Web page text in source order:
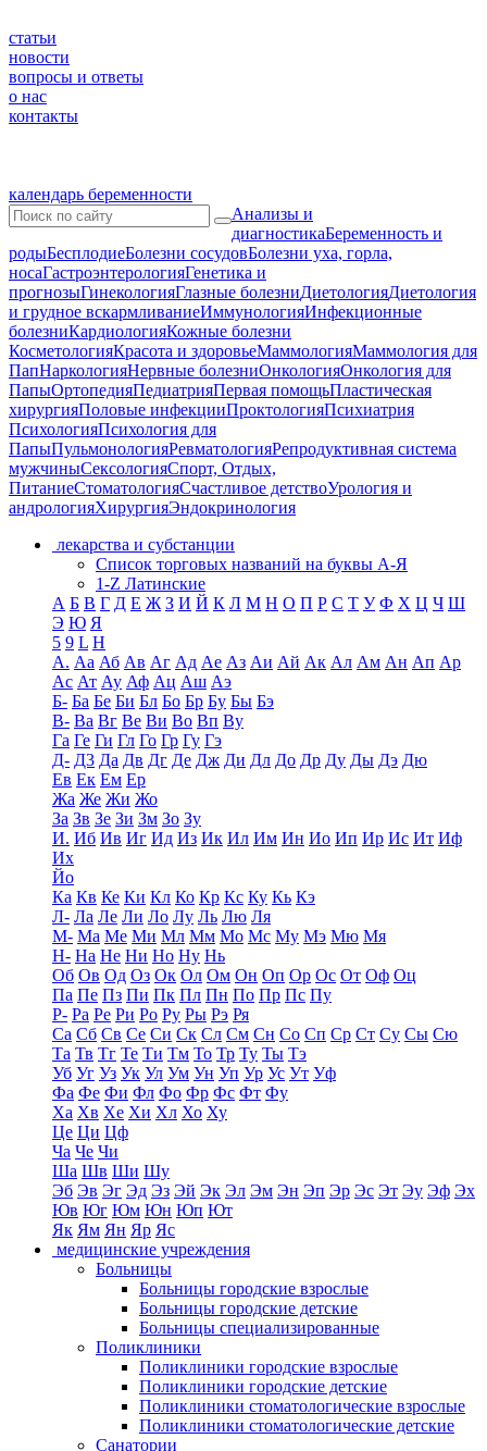
статьи
новости
вопросы и ответы
о нас
контакты
календарь беременности
Анализы и
диагностикаБеременность и
родыБесплодиеБолезни сосудовБолезни уха, горла,
носаГастроэнтерологияГенетика и
прогнозыГинекологияГлазные болезниДиетологияДиетология
и грудное вскармливаниеИммунологияИнфекционные
болезниКардиологияКожные болезни
КосметологияКрасота и здоровьеМаммологияМаммология для
ПапНаркологияНервные болезниОнкологияОнкология для
ПапыОртопедияПедиатрияПервая помощьПластическая
хирургияПоловые инфекцииПроктологияПсихиатрия
ПсихологияПсихология для
ПапыПульмонологияРевматологияРепродуктивная система
мужчиныСексологияСпорт, Отдых,
ПитаниеСтоматологияСчастливое детствоУрология и
андрологияХирургияЭндокринология
лекарства и субстанции
Список торговых названий на буквы А-Я
1-Z Латинские
А Б В Г Д Е Ж З И Й К Л М Н О П Р С Т У Ф Х Ц Ч Ш
Э Ю Я
5 9 L H
А. Аа Аб Ав Аг Ад Ае Аз Аи Ай Ак Ал Ам Ан Ап Ар
Ас Ат Ау Аф Ац Аш Аэ
Б- Ба Бе Би Бл Бо Бр Бу Бы Бэ
В- Ва Вг Ве Ви Во Вп Ву
Га Ге Ги Гл Го Гр Гу Гэ
Д- Д3 Да Дв Дг Де Дж Ди Дл До Др Ду Ды Дэ Дю
Ев Ек Ем Ер
Жа Же Жи Жо
За Зв Зе Зи Зм Зо Зу
И. Иб Ив Иг Ид Из Ик Ил Им Ин Ио Ип Ир Ис Ит Иф
Их
Йо
Ка Кв Ке Ки Кл Ко Кр Кс Ку Кь Кэ
Л- Ла Ле Ли Ло Лу Ль Лю Ля
М- Ма Ме Ми Мл Мм Мо Мс Му Мэ Мю Мя
Н- На Не Ни Но Ну Нь
Об Ов Од Оз Ок Ол Ом Он Оп Ор Ос От Оф Оц
Па Пе Пз Пи Пк Пл Пн По Пр Пс Пу
Р- Ра Ре Ри Ро Ру Ры Рэ Ря
Са Сб Св Се Си Ск Сл См Сн Со Сп Ср Ст Су Сы Сю
Та Тв Тг Те Ти Тм То Тр Ту Ты Тэ
Уб Уг Уз Ук Ул Ум Ун Уп Ур Ус Ут Уф
Фа Фе Фи Фл Фо Фр Фс Фт Фу
Ха Хв Хе Хи Хл Хо Ху
Це Ци Цф
Ча Че Чи
Ша Шв Ши Шу
Эб Эв Эг Эд Эз Эй Эк Эл Эм Эн Эп Эр Эс Эт Эу Эф Эх
Юв Юг Юм Юн Юп Ют
Як Ям Ян Яр Яс
медицинские учреждения
Больницы
Больницы городские взрослые
Больницы городские детские
Больницы специализированные
Поликлиники
Поликлиники городские взрослые
Поликлиники городские детские
Поликлиники стоматологические взрослые
Поликлиники стоматологические детские
Санатории